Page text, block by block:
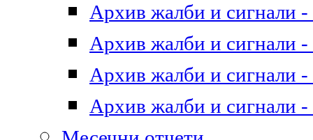
Архив жалби и сигнали -
Архив жалби и сигнали -
Архив жалби и сигнали -
Архив жалби и сигнали -